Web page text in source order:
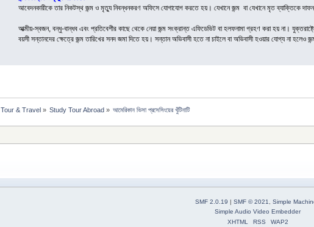
আবেদনকারীকে তার নিকটস্থ জন্ম ও মৃত্যু নিবন্ধনকরণ অফিসে যোগাযোগ করতে হয়। যেখানে জন্ম বা যেখানে মৃত ব্যাক্তিকে
আত্মীয়-স্বজন, বন্ধু-বান্ধব এবং প্রতিবেশীর কাছে থেকে নেয়া জন্ম সংক্রান্ত এফিডেভিট বা হলফনামা গ্রহণ করা হয় না।
বয়সী সন্তানদের ক্ষেত্রে জন্ম তারিখের সনদ জমা দিতে হয়। সন্তান অভিবাসী হতে না চাইলে বা অভিবাসী হওয়ার যোগ্য না হলেও
Tour & Travel » Study Tour Abroad » আমেরিকান ভিসা প্রসেসিংয়ের খুঁটিনাটি
SMF 2.0.19 SMF © 2021, Simple
Simple Audio Video Embedder
XHTML
RSS WAP2